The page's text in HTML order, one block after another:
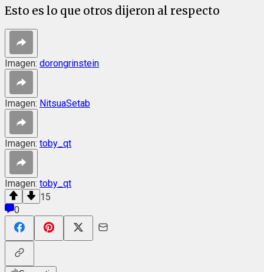
Esto es lo que otros dijeron al respecto
Imagen: dorongrinstein
Imagen: NitsuaSetab
Imagen: toby_qt
Imagen: toby_qt
15
0